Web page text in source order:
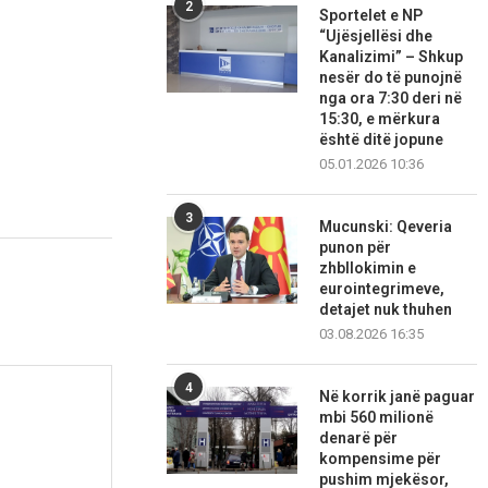
2
Sportelet e NP
“Ujësjellësi dhe
Kanalizimi” – Shkup
nesër do të punojnë
nga ora 7:30 deri në
15:30, e mërkura
është ditë jopune
05.01.2026 10:36
3
Mucunski: Qeveria
punon për
zhbllokimin e
eurointegrimeve,
detajet nuk thuhen
03.08.2026 16:35
4
Në korrik janë paguar
mbi 560 milionë
denarë për
kompensime për
pushim mjekësor,